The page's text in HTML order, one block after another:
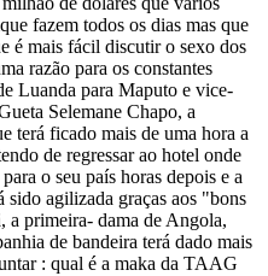
fazem todos os dias mas que
é mais fácil discutir o sexo dos
razão para os constantes
Luanda para Maputo e vice-
Selemane Chapo, a
terá ficado mais de uma hora a
de regressar ao hotel onde
o seu país horas depois e a
sido agilizada graças aos "bons
a primeira- dama de Angola,
de bandeira terá dado mais
: qual é a maka da TAAG